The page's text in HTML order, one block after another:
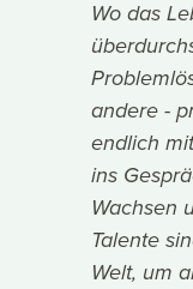
Wo das
andere -
endlich
ins
Wachsen
Talente
Welt, um